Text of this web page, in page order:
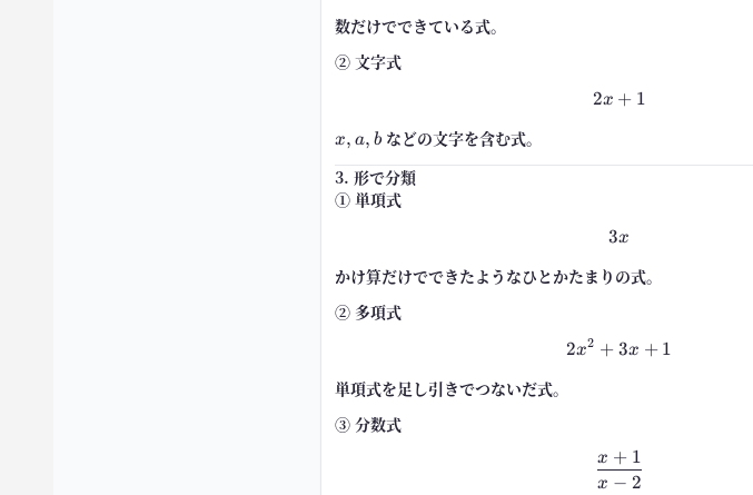
数だけでできている式。
② 文字式
2x+1
2x + 1
x,a,b
x, a, bなどの文字を含む式。
3. 形で分類
① 単項式
3x
3x
かけ算だけでできたようなひとかたまりの式。
② 多項式
2x^2+3x+1
2x2 + 3x + 1
単項式を足し引きでつないだ式。
③ 分数式
\frac{x+1}{x-2}
x − 2
x + 1